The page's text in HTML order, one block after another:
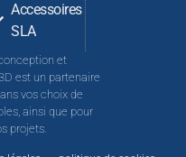
Accessoires
SLA
et
est un partenaire
vos choix de
ainsi que pour
projets.